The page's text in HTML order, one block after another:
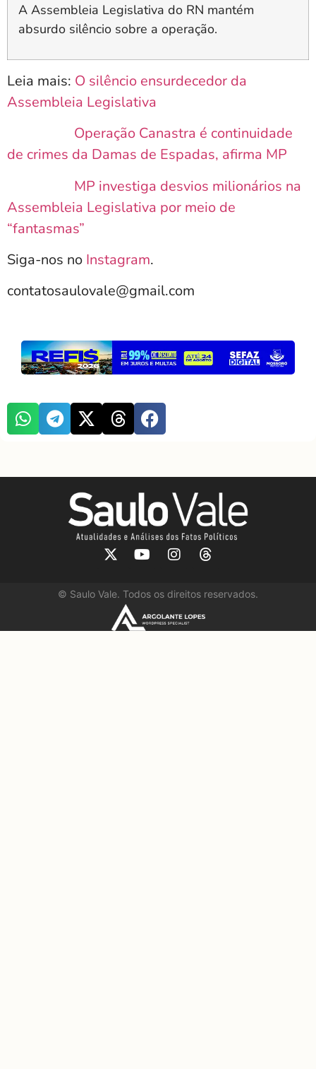
A Assembleia Legislativa do RN mantém
absurdo silêncio sobre a operação.
Leia mais: O silêncio ensurdecedor da
Assembleia Legislativa
Operação Canastra é continuidade
de crimes da Damas de Espadas, afirma MP
MP investiga desvios milionários na
Assembleia Legislativa por meio de
“fantasmas”
Siga-nos no Instagram.
contatosaulovale@gmail.com
© Saulo Vale. Todos os direitos reservados.